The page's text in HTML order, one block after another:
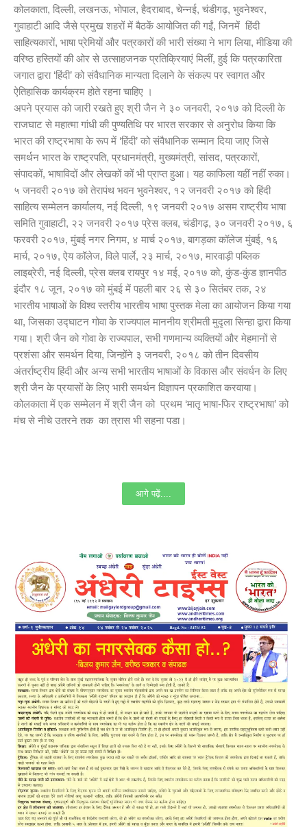
कोलकाता, दिल्ली, लखनऊ, भोपाल, हैदराबाद, चेन्नई, चंडीगढ़, भुवनेश्वर,
गुवाहाटी आदि जैसे प्रमुख शहरों में बैठकें आयोजित की गईं, जिनमें हिंदी
साहित्यकारों, भाषा प्रेमियों और पत्रकारों की भारी संख्या ने भाग लिया, मीडिया की
वरिष्ठ हस्तियों की ओर से उत्साहजनक प्रतिक्रियाएं मिलीं, हुई कि पत्रकारिता
जगात द्वारा ‘हिंदी’ को संवैधानिक मान्यता दिलाने के संकल्प पर स्वागत और
ऐतिहासिक कार्यक्रम होते रहना चाहिए ।
अपने प्रयास को जारी रखते हुए श्री जैन ने ३० जनवरी, २०१७ को दिल्ली के
राजघाट से महात्मा गांधी की पुण्यतिथि पर भारत सरकार से अनुरोध किया कि
भारत की राष्ट्रभाषा के रूप में ‘हिंदी’ को संवैधानिक सम्मान दिया जाए जिसे
समर्थन भारत के राष्ट्रपति, प्रधानमंत्री, मुख्यमंत्री, सांसद, पत्रकारों,
संपादकों, भाषाविदों और लेखकों कों भी प्राप्त हुआ। यह काफिला यहीं नहीं रुका।
५ जनवरी २०१७ को तेरापंथ भवन भुवनेश्वर, १२ जनवरी २०१७ को हिंदी
साहित्य सम्मेलन कार्यालय, नई दिल्ली, १९ जनवरी २०१७ असम राष्ट्रीय भाषा
समिति गुवाहाटी, २२ जनवरी २०१७ प्रेस क्लब, चंडीगढ़, ३० जनवरी २०१७, ६
फरवरी २०१७, मुंबई नगर निगम, ४ मार्च २०१७, बागड़का कॉलेज मुंबई, १६
मार्च, २०१७, ऐय कॉलेज, विले पार्ले, २३ मार्च, २०१७, मारवाड़ी पब्लिक
लाइब्रेरी, नई दिल्ली, प्रेस क्लब रायपुर १४ मई, २०१७ को, कुंड-कुंड ज्ञानपीठ
इंदौर १८ जून, २०१७ को मुंबई में पहली बार २६ से ३० सितंबर तक, २४
भारतीय भाषाओं के विश्व स्तरीय भारतीय भाषा पुस्तक मेला का आयोजन किया गया
था, जिसका उद्घाटन गोवा के राज्यपाल माननीय श्रीमती मुदृला सिन्हा द्वारा किया
गया। श्री जैन को गोवा के राज्यपाल, सभी गणमान्य व्यक्तियों और मेहमानों से
प्रशंसा और समर्थन दिया, जिन्होंने ३ जनवरी, २०१८ को तीन दिवसीय
अंतर्राष्ट्रीय हिंदी और अन्य सभी भारतीय भाषाओं के विकास और संवर्धन के लिए
श्री जैन के प्रयासों के लिए भारी समर्थन विज्ञापन प्रकाशित करवाया।
कोलकाता में एक सम्मेलन में श्री जैन को प्रथम ‘मातृ भाषा-फिर राष्ट्रभाषा’ को
मंच से नीचे उतरने तक का त्रास भी सहना पडा।
आगे पढ़ें....